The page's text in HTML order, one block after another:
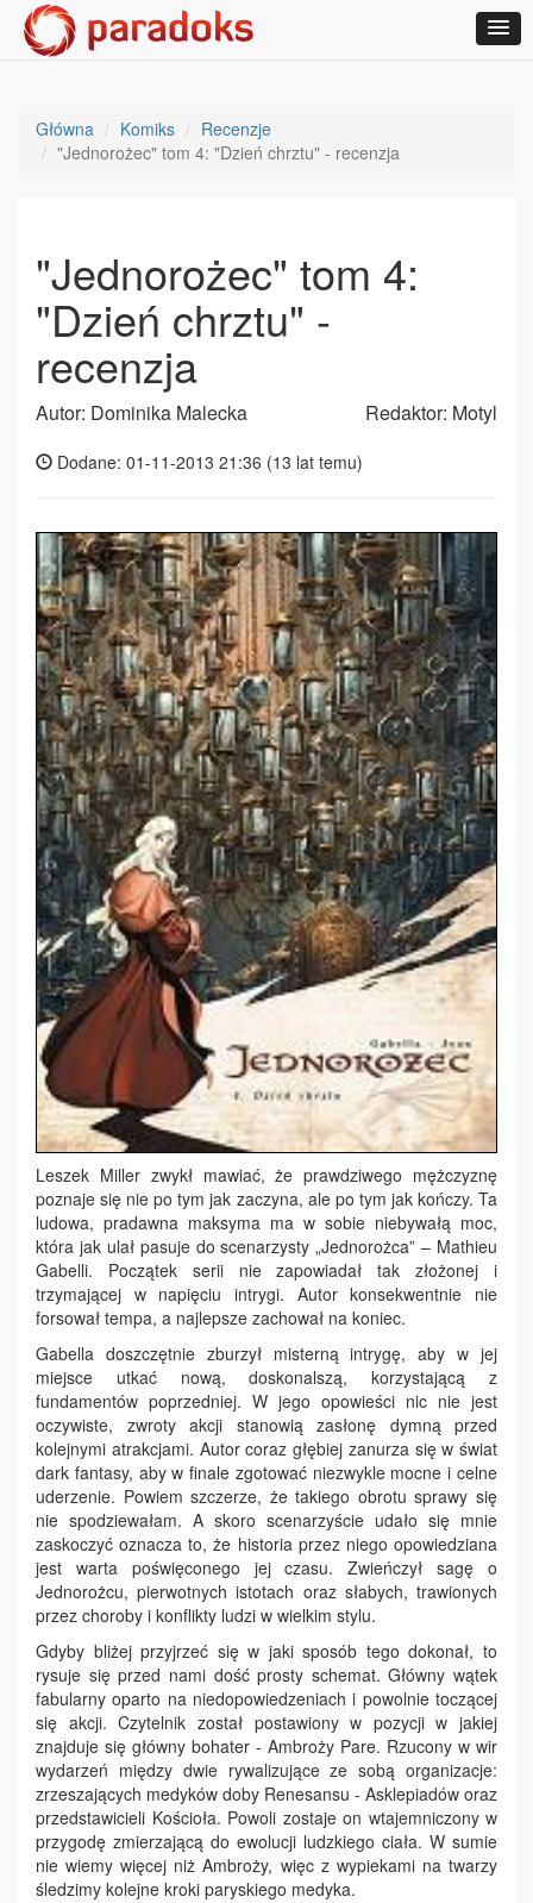
Główna Komiks
Recenzje
"Jednorożec" tom 4: "Dzień chrztu" - recenzja
"Jednorożec" tom 4:
"Dzień chrztu" -
recenzja
Autor: Dominika Malecka Redaktor: Motyl
Dodane: 01-11-2013 21:36 (13 lat temu)
Leszek Miller zwykł mawiać, że prawdziwego mężczyznę
poznaje się nie po tym jak zaczyna, ale po tym jak kończy. Ta
ludowa, pradawna maksyma ma w sobie niebywałą moc,
która jak ulał pasuje do scenarzysty „Jednorożca” – Mathieu
Gabelli. Początek serii nie zapowiadał tak złożonej i
trzymającej w napięciu intrygi. Autor konsekwentnie nie
forsował tempa, a najlepsze zachował na koniec.
Gabella doszczętnie zburzył misterną intrygę, aby w jej
miejsce utkać nową, doskonalszą, korzystającą z
fundamentów poprzedniej. W jego opowieści nic nie jest
oczywiste, zwroty akcji stanowią zasłonę dymną przed
kolejnymi atrakcjami. Autor coraz głębiej zanurza się w świat
dark fantasy, aby w finale zgotować niezwykle mocne i celne
uderzenie. Powiem szczerze, że takiego obrotu sprawy się
nie spodziewałam. A skoro scenarzyście udało się mnie
zaskoczyć oznacza to, że historia przez niego opowiedziana
jest warta poświęconego jej czasu. Zwieńczył sagę o
Jednorożcu, pierwotnych istotach oraz słabych, trawionych
przez choroby i konflikty ludzi w wielkim stylu.
Gdyby bliżej przyjrzeć się w jaki sposób tego dokonał, to
rysuje się przed nami dość prosty schemat. Główny wątek
fabularny oparto na niedopowiedzeniach i powolnie toczącej
się akcji. Czytelnik został postawiony w pozycji w jakiej
znajduje się główny bohater - Ambroży Pare. Rzucony w wir
wydarzeń między dwie rywalizujące ze sobą organizacje:
zrzeszających medyków doby Renesansu - Asklepiadów oraz
przedstawicieli Kościoła. Powoli zostaje on wtajemniczony w
przygodę zmierzającą do ewolucji ludzkiego ciała. W sumie
nie wiemy więcej niż Ambroży, więc z wypiekami na twarzy
śledzimy kolejne kroki paryskiego medyka.